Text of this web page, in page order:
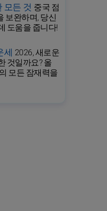
둥이자리 월간 운세 바
모든 것 중국 점
보완하며, 당신
도움을 줍니다!
세 2026, 새로운
것일까요? 올
모든 잠재력을